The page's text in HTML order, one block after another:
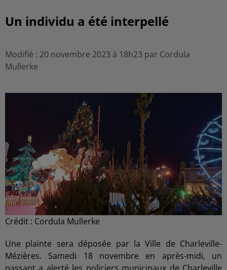
Un individu a été interpellé
Modifié : 20 novembre 2023 à 18h23 par Cordula
Mullerke
Crédit : Cordula Mullerke
Une plainte sera déposée par la Ville de Charleville-
Mézières. Samedi 18 novembre en après-midi, un